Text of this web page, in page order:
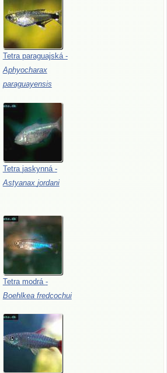
Tetra paraguajská -
Aphyocharax
paraguayensis
Tetra jaskynná -
Astyanax jordani
Tetra modrá -
Boehlkea fredcochui